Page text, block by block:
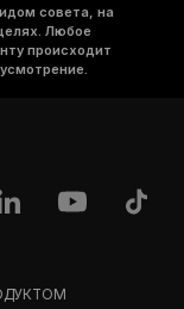
совета, на
Любое
происходит